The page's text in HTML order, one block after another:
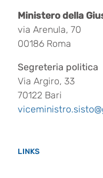
Ministero della
via Arenula, 70
00186 Roma
Segreteria politica
Via Argiro, 33
70122 Bari
LINKS